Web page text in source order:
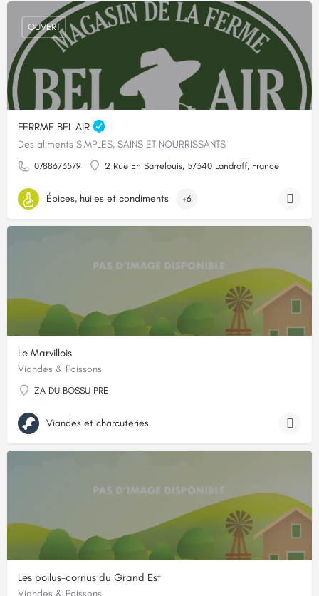
FERRME BEL AIR
Des aliments SIMPLES, SAINS ET NOURRISSANTS
0788673579 2 Rue En Sarrelouis, 57340 Landroff, France
OUVERT
Épices, huiles et condiments +6
Le Marvillois
Viandes & Poissons
ZA DU BOSSU PRE
Viandes et charcuteries
Les poilus-cornus du Grand Est
Viandes & Poissons